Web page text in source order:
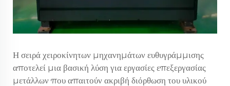
Η σειρά χειροκίνητων μηχανημάτων ευθυγράμμισης
αποτελεί μια βασική λύση για εργασίες επεξεργασίας
μετάλλων που απαιτούν ακριβή διόρθωση του υλικού